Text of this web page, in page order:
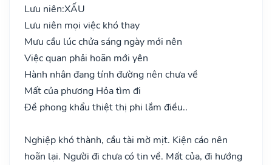
Lưu niên:XẤU
Lưu niên mọi việc khó thay
Mưu cầu lúc chửa sáng ngày mới nên
Việc quan phải hoãn mới yên
Hành nhân đang tính đường nên chưa về
Mất của phương Hỏa tìm đi
Đề phong khẩu thiệt thị phi lắm điều..
Nghiệp khó thành, cầu tài mờ mịt. Kiện cáo nên
hoãn lại. Người đi chưa có tin về. Mất của, đi hướng